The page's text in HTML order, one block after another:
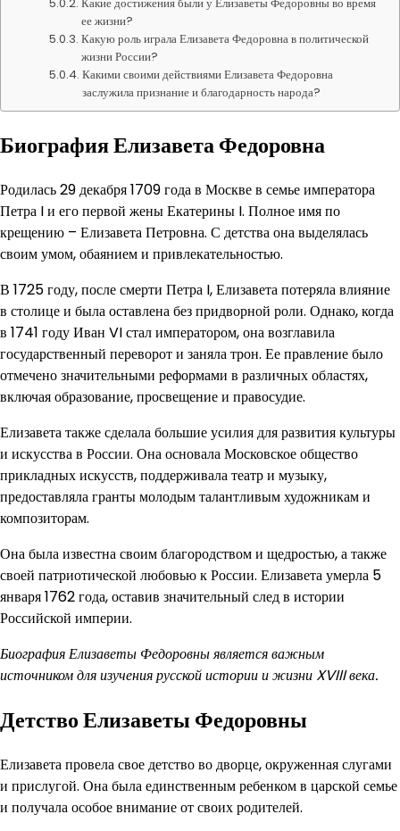
ее жизни?
Какую роль играла Елизавета Федоровна в политической
жизни России?
Какими своими действиями Елизавета Федоровна
заслужила признание и благодарность народа?
Биография Елизавета Федоровна
Родилась 29 декабря 1709 года в Москве в семье императора
Петра I и его первой жены Екатерины I. Полное имя по
крещению – Елизавета Петровна. С детства она выделялась
своим умом, обаянием и привлекательностью.
В 1725 году, после смерти Петра I, Елизавета потеряла влияние
в столице и была оставлена без придворной роли. Однако, когда
в 1741 году Иван VI стал императором, она возглавила
государственный переворот и заняла трон. Ее правление было
отмечено значительными реформами в различных областях,
включая образование, просвещение и правосудие.
Елизавета также сделала большие усилия для развития культуры
и искусства в России. Она основала Московское общество
прикладных искусств, поддерживала театр и музыку,
предоставляла гранты молодым талантливым художникам и
композиторам.
Она была известна своим благородством и щедростью, а также
своей патриотической любовью к России. Елизавета умерла 5
января 1762 года, оставив значительный след в истории
Российской империи.
Биография Елизаветы Федоровны является важным
источником для изучения русской истории и жизни XVIII века.
Детство Елизаветы Федоровны
Елизавета провела свое детство во дворце, окруженная слугами
и прислугой. Она была единственным ребенком в царской семье
и получала особое внимание от своих родителей.